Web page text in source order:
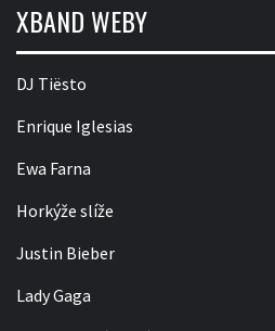
XBAND WEBY
DJ Tiësto
Enrique Iglesias
Ewa Farna
Horkýže slíže
Justin Bieber
Lady Gaga